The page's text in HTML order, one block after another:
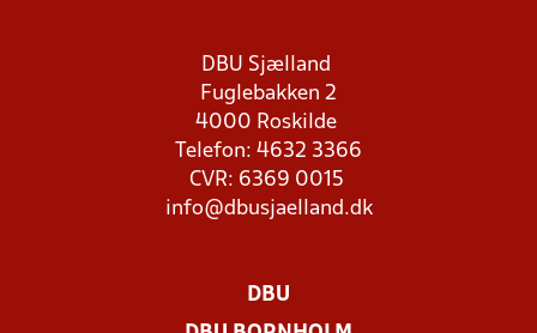
DBU Sjælland
Fuglebakken 2
4000 Roskilde
Telefon: 4632 3366
CVR: 6369 0015
info@dbusjaelland.dk
DBU